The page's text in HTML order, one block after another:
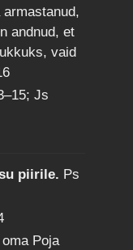
andnud, et
vaid
Js
piirile. Ps
Poja